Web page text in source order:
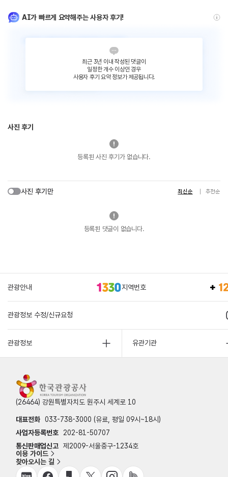
AI가 빠르게 요약해주는 사용자 후기!
최근 3년 이내 작성된 댓글이
일정한 개수 이상인 경우
사용자 후기 요약 정보가 제공됩니다.
사진 후기
등록된 사진 후기가 없습니다.
사진 후기만 최신순 추천순
등록된 댓글이 없습니다.
관광안내 지역번호
관광정보 수정/신규요청
관광정보 유관기관
(26464) 강원특별자치도 원주시 세계로 10
대표전화 033-738-3000 (유료, 평일 09시~18시)
사업자등록번호
202-81-50707
통신판매업신고 제2009-서울중구-1234호
이용 가이드
찾아오시는 길